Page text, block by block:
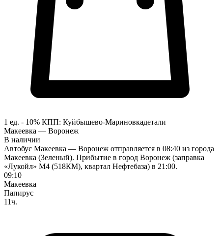
1 ед. - 10% КПП: Куйбышево-Мариновкадетали
Макеевка — Воронеж
В наличии
Автобус Макеевка — Воронеж отправляется в 08:40 из города
Макеевка (Зеленый). Прибытие в город Воронеж (заправка
«Лукойл» М4 (518КМ), квартал Нефтебаза) в 21:00.
09:10
Макеевка
Папирус
11ч.